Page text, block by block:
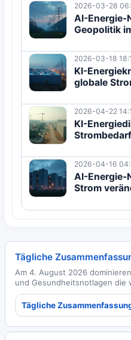
2026-03-28
AI-Energie-
Geopolitik
2026-03-18
KI-
globale
2026-04-22
KI-
2026-04-16
AI-Energie-
Strom
Tägliche
Am 4. August 2026
und Gesundheitsnotlagen die
Tägliche